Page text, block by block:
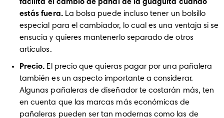
facilita el cambio de pañal de la guaguita cuando
estás fuera. La bolsa puede incluso tener un bolsillo
especial para el cambiador, lo cual es una ventaja si se
ensucia y quieres mantenerlo separado de otros
artículos.
Precio. El precio que quieras pagar por una pañalera
también es un aspecto importante a considerar.
Algunas pañaleras de diseñador te costarán más, ten
en cuenta que las marcas más económicas de
pañaleras pueden ser tan modernas como las de